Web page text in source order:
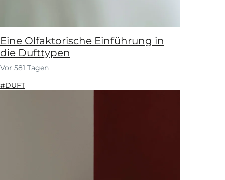
Eine Olfaktorische Einführung in
die Dufttypen
Vor 581 Tagen
#DUFT